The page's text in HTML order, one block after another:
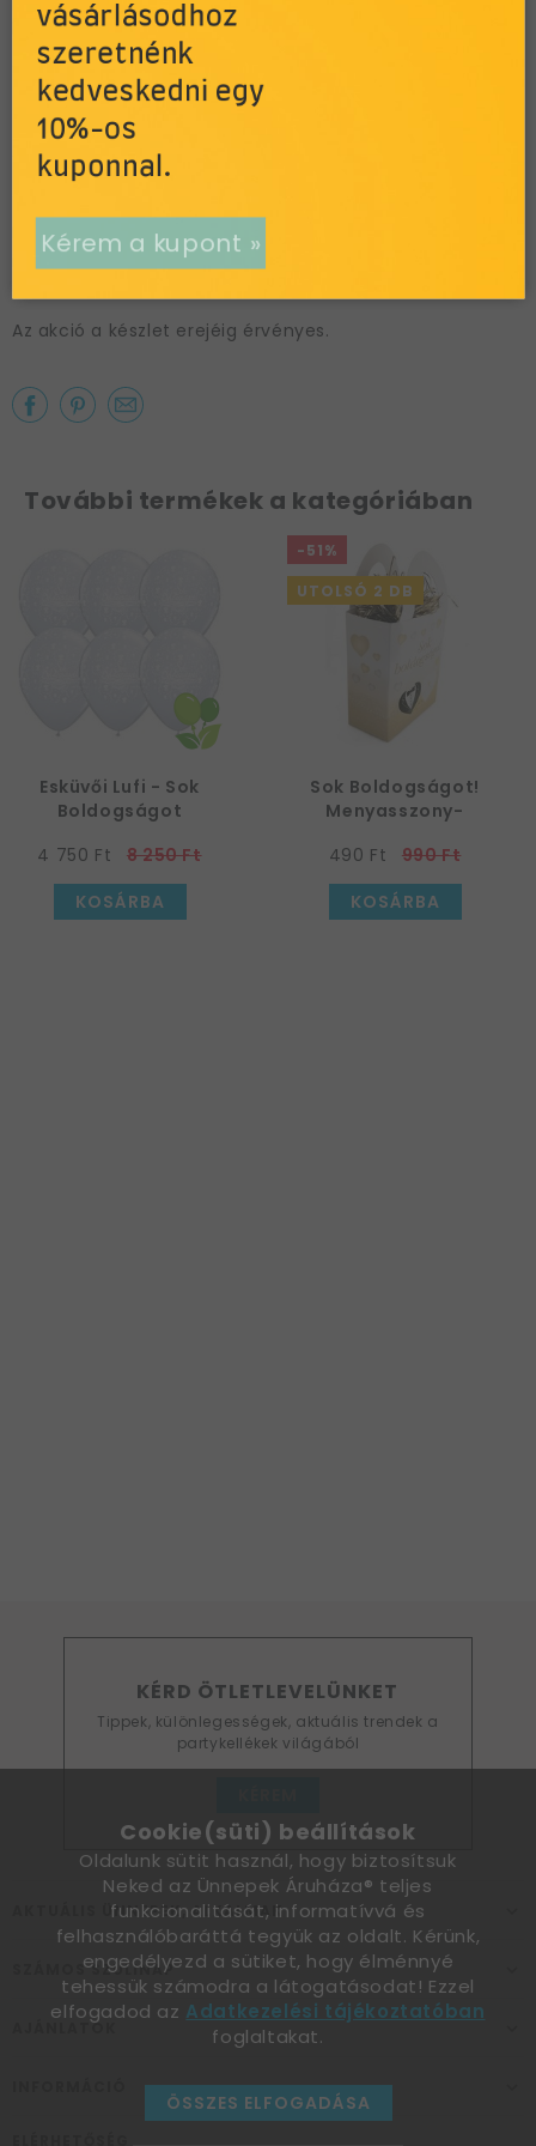
balesetveszélyes!
25 db léggömb/csomag.
A csomag 25 db terméket tartalmaz.
Mintaboltunkban nem tartjuk, megvásárolni csak
interneten leadott rendelés útján tudod. Rendelés után
Az akció a készlet erejéig érvényes.
További termékek a kategóriában
Esküvői Lufi - Sok
Boldogságot
cm, 25 db
4 750 Ft
8 250 Ft
KOSÁRBA
-51%
UTOLSÓ 2 DB
Sok Boldogságot!
Menyasszony-
Esküvői Léggömbsúly
490 Ft
990 Ft
KOSÁRBA
KÉRD ÖTLETLEVELÜNKET
Tippek, különlegességek, aktuális trendek a
partykellékek világából
AKTUÁLIS ÜNNEPEK, ALKALMAK
SZÁMOS SZÜLINAP
AJÁNLATOK
Cookie(süti) beállítások
Oldalunk sütit használ, hogy biztosítsuk
Neked az Ünnepek Áruháza® teljes
funkcionalitását, informatívvá és
felhasználóbaráttá tegyük az oldalt. Kérünk,
engedélyezd a sütiket, hogy élménnyé
tehessük számodra a látogatásodat! Ezzel
elfogadod az Adatkezelési tájékoztatóban
foglaltakat.
ÖSSZES ELFOGADÁSA
vásárlásodhoz
szeretnénk
kedveskedni egy
10%-os
kuponnal.
Kérem a kupont »